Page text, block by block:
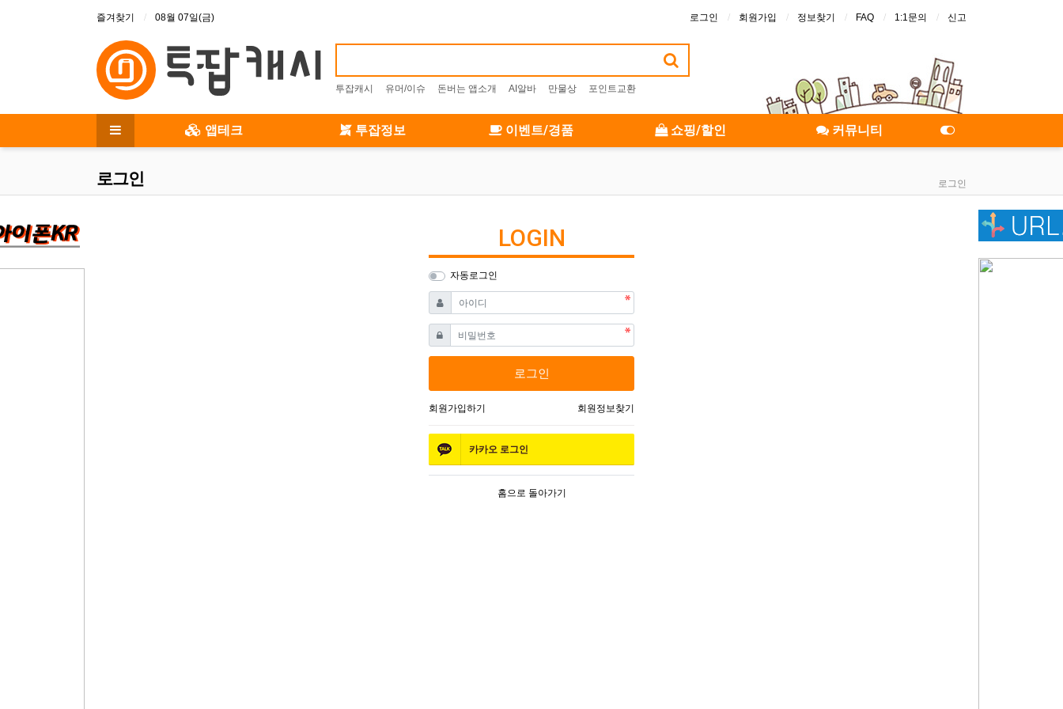
즐겨찾기 08월 07일(금) 로그인 회원가입 정보찾기 FAQ 1:1문의 신고
투잡캐시 유머/이슈 돈버는 앱소개 AI알바 만물상 포인트교환
앱테크 투잡정보 이벤트/경품 쇼핑/할인 커뮤니티
로그인
로그인
LOGIN
자동로그인
아이디 필수
비밀번호필수
로그인
회원가입하기 회원정보찾기
카카오 로그인
홈으로 돌아가기